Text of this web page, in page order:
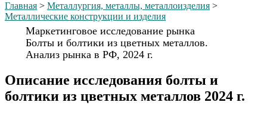
Главная > Металлургия, металлы, металлоизделия >
Металлические конструкции и изделия
Маркетинговое исследование рынка
Болты и болтики из цветных металлов.
Анализ рынка в РФ, 2024 г.
Описание исследования болты и
болтики из цветных металлов 2024 г.